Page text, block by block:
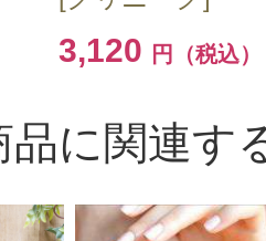
3,120 円（税込）
品に関連す